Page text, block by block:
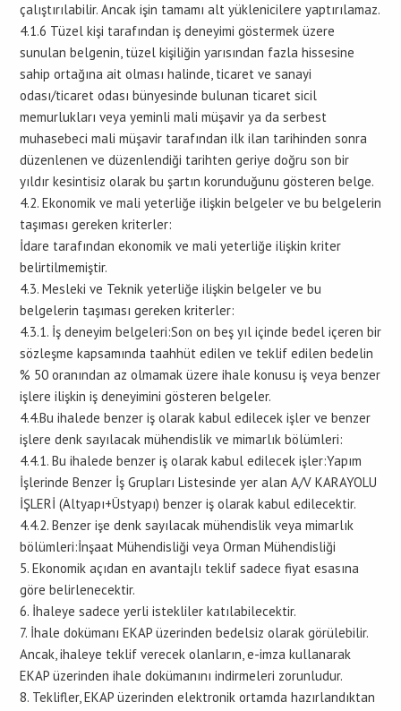
çalıştırılabilir. Ancak işin tamamı alt yüklenicilere yaptırılamaz.
4.1.6 Tüzel kişi tarafından iş deneyimi göstermek üzere
sunulan belgenin, tüzel kişiliğin yarısından fazla hissesine
sahip ortağına ait olması halinde, ticaret ve sanayi
odası/ticaret odası bünyesinde bulunan ticaret sicil
memurlukları veya yeminli mali müşavir ya da serbest
muhasebeci mali müşavir tarafından ilk ilan tarihinden sonra
düzenlenen ve düzenlendiği tarihten geriye doğru son bir
yıldır kesintisiz olarak bu şartın korunduğunu gösteren belge.
4.2. Ekonomik ve mali yeterliğe ilişkin belgeler ve bu belgelerin
taşıması gereken kriterler:
İdare tarafından ekonomik ve mali yeterliğe ilişkin kriter
belirtilmemiştir.
4.3. Mesleki ve Teknik yeterliğe ilişkin belgeler ve bu
belgelerin taşıması gereken kriterler:
4.3.1. İş deneyim belgeleri:Son on beş yıl içinde bedel içeren bir
sözleşme kapsamında taahhüt edilen ve teklif edilen bedelin
% 50 oranından az olmamak üzere ihale konusu iş veya benzer
işlere ilişkin iş deneyimini gösteren belgeler.
4.4.Bu ihalede benzer iş olarak kabul edilecek işler ve benzer
işlere denk sayılacak mühendislik ve mimarlık bölümleri:
4.4.1. Bu ihalede benzer iş olarak kabul edilecek işler:Yapım
İşlerinde Benzer İş Grupları Listesinde yer alan A/V KARAYOLU
İŞLERİ (Altyapı+Üstyapı) benzer iş olarak kabul edilecektir.
4.4.2. Benzer işe denk sayılacak mühendislik veya mimarlık
bölümleri:İnşaat Mühendisliği veya Orman Mühendisliği
5. Ekonomik açıdan en avantajlı teklif sadece fiyat esasına
göre belirlenecektir.
6. İhaleye sadece yerli istekliler katılabilecektir.
7. İhale dokümanı EKAP üzerinden bedelsiz olarak görülebilir.
Ancak, ihaleye teklif verecek olanların, e-imza kullanarak
EKAP üzerinden ihale dokümanını indirmeleri zorunludur.
8. Teklifler, EKAP üzerinden elektronik ortamda hazırlandıktan